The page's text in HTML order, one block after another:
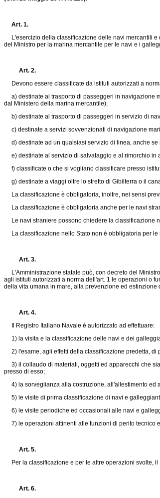
Art. 1.
L'esercizio della classificazione delle navi mercantili e
del Ministro per la marina mercantile per le navi e i
Art. 2.
Devono essere classificate da istituti autorizzati a
a) destinate al trasporto di passeggeri in navigazione
dal Ministero della marina mercantile);
b) destinate al trasporto di passeggeri in servizio di
c) destinate a servizi sovvenzionati di navigazione
d) destinate ad un qualsiasi servizio di linea, anche se
e) destinate al servizio di salvataggio e al rimorchio in
f) classificate o che si vogliano classificare presso
g) destinate a viaggi oltre lo stretto di Gibilterra o il
La classificazione è obbligatoria, inoltre, nei sensi
La classificazione è obbligatoria anche per le navi
Le navi straniere possono chiedere la classificazione
La classificazione nello Stato non è obbligatoria per le
Art. 3.
L'Amministrazione statale può, con decreto del
agli istituti autorizzati a norma dell'art. 1 le operazioni o
della vita umana in mare, alla prevenzione ed
Art. 4.
Il Registro Italiano Navale è autorizzato ad effettuare:
1) la visita e la classificazione delle navi e dei
2) l'esame, agli effetti della classificazione predetta, di
3) il collaudo di materiali, oggetti ed apparecchi che
presso di esso;
4) la sorveglianza alla costruzione, all'allestimento ed
5) le visite di prima classificazione di navi e
6) le visite periodiche ed occasionali alle navi e
7) le operazioni attinenti alle funzioni di perito tecnico
Art. 5.
Per la classificazione e per le altre operazioni svolte,
Art. 6.